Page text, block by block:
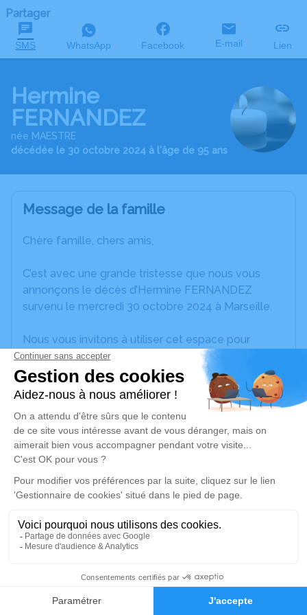
Faire-part Hommages
Partager
SMS WhatsApp Facebook E-mail Lien
Hermine
FERNANDEZ
née MAESTRE
décédée le 30 octobre 2024 à l'âge de 95 ans
Message de la famille
Chère famille, chers amis,
C’est avec une grande tristesse que nous vous
annonçons le décès d’Hermine FERNANDEZ
survenu le mercredi 30 octobre 2024 à Marseille.
Nous vous invitons à utiliser cet espace pour
laisser vos condoléances, partager des photos
souvenirs, une anecdote ou exprimer vos pensées
à travers des poèmes ou des textes. Cet endroit
est un lieu d'expression dédié à honorer la
mémoire d’Hermine FERNANDEZ.
Un service de plantation d’arbre hommage est
disponible ici.
Je rends hommage
Cérémonie religieuse
Chapelle Funérarium Saint Pierre de Marseille
Cimetière Saint Pierre